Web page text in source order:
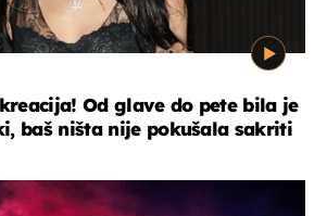
Od glave do pete bila je
baš ništa nije pokušala sakriti